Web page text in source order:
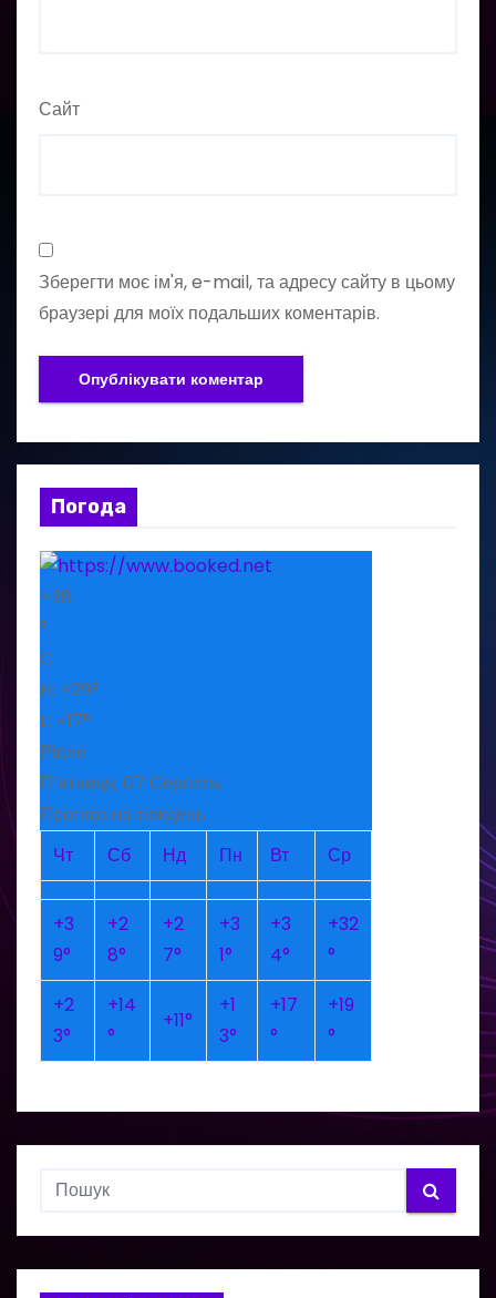
Сайт
Зберегти моє ім'я, e-mail, та адресу сайту в цьому
браузері для моїх подальших коментарів.
Погода
+38
°
C
H: +29°
L: +17°
Рівне
П’ятниця, 07 Серпень
Прогноз на тиждень
Чт
Сб Нд Пн Вт Ср
+3
9°
+2
8°
+2
7°
+3
1°
+3
4°
+32
°
+2
3°
+14
°
+11°
+1
3°
+17
°
+19
°